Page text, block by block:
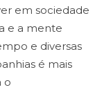
em sociedade
e a mente
e diversas
é mais
o